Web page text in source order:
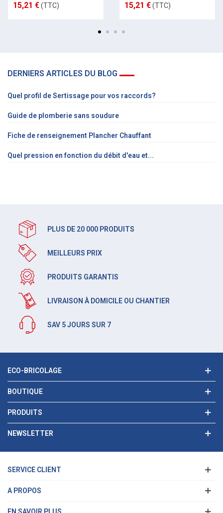
15,21 €(TTC) 15,21 €(TTC)
DERNIERS ARTICLES DU BLOG
Quel profil de Sertissage pour vos raccords?
Guide de plomberie sans soudure
Fiche de renseignement Plancher Chauffant
Quel pression en fonction du débit d'eau et...
PLUS DE 20 000 PRODUITS
MEILLEURS PRIX
PRODUITS GARANTIS
LIVRAISON À DOMICILE OU CHANTIER
SAV 5 JOURS SUR 7
ECO-BRICOLAGE
BOUTIQUE
PRODUITS
NEWSLETTER
SERVICE CLIENT
A PROPOS
EN SAVOIR PLUS